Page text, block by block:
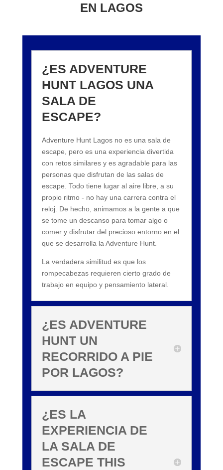
EN LAGOS
¿ES ADVENTURE
HUNT LAGOS UNA
SALA DE
ESCAPE?
Adventure Hunt Lagos no es una sala de
escape, pero es una experiencia divertida
con retos similares y es agradable para las
personas que disfrutan de las salas de
escape. Todo tiene lugar al aire libre, a su
propio ritmo - no hay una carrera contra el
reloj. De hecho, animamos a la gente a que
se tome un descanso para tomar algo o
comer y disfrutar del precioso entorno en el
que se desarrolla la Adventure Hunt.
La verdadera similitud es que los
rompecabezas requieren cierto grado de
trabajo en equipo y pensamiento lateral.
¿ES ADVENTURE
HUNT UN
RECORRIDO A PIE
POR LAGOS?
¿ES LA
EXPERIENCIA DE
LA SALA DE
ESCAPE THIS